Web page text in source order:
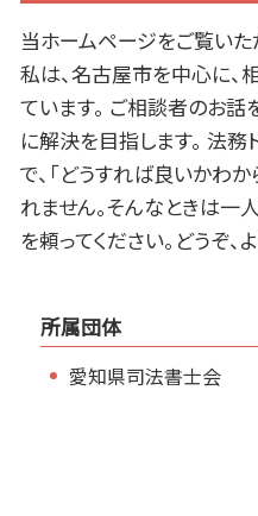
当ホームページをご覧いた
私は、名古屋市を中心に、
ています。 ご相談者のお
に解決を目指します。 法
で、「どうすれば良いかわか
れません。そんなときは一
を頼ってください。どうぞ、
所属団体
愛知県司法書士会